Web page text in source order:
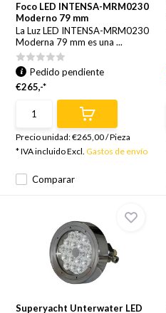
Foco LED INTENSA-MRM0230
Moderno 79 mm
La Luz LED INTENSA-MRM0230
Moderna 79 mm es una ...
Comparar
Pedido pendiente
€265,-*
Precio unidad:€265,00/Pieza
* IVA incluido Excl.Gastos de envío
Superyacht Unterwater LED